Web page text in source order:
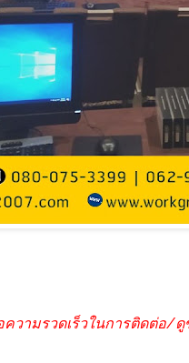
วามรวดเร็วในการติดต่อ/ดู